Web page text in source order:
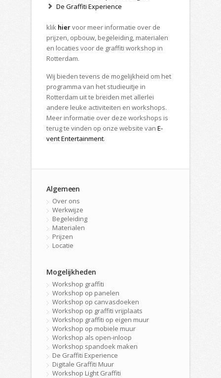
De Graffiti Experience
klik hiervoor meer informatie over de
prijzen, opbouw, begeleiding, materialen
en locaties voor de graffiti workshop in
Rotterdam.
Wij bieden tevens de mogelijkheid om het
programma van het studieuitje in
Rotterdam uit te breiden met allerlei
andere leuke activiteiten en workshops.
Meer informatie over deze workshops is
terug te vinden op onze website van E-
vent Entertainment.
Algemeen
Over ons
Werkwijze
Begeleiding
Materialen
Prijzen
Locatie
Mogelijkheden
Workshop graffiti
Workshop op panelen
Workshop op canvasdoeken
Workshop op graffiti vrijplaats
Workshop graffiti op eigen muur
Workshop op mobiele muur
Workshop als open-inloop
Workshop spandoek maken
De Graffiti Experience
Digitale Graffiti Muur
Workshop Light Graffiti